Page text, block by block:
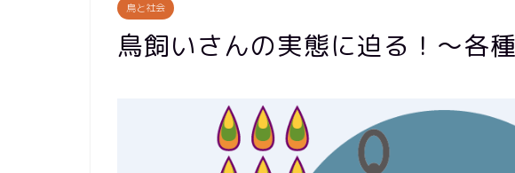
鳥と社会
鳥飼いさんの実態に迫る！～各